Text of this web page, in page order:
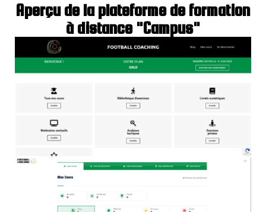
Aperçu de la plateforme de formation
à distance "Campus"